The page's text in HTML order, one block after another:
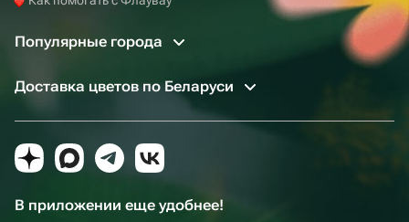
Популярные города
Доставка цветов по Беларуси
В приложении еще удобнее!